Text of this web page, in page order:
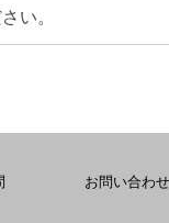
い。
お問い合わせ